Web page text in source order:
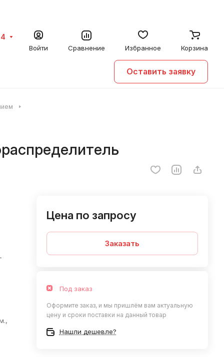
Войти Сравнение Избранное Корзина
Оставить заявку
Цена по запросу
Заказать
Под заказ
Оформите заказ, и мы пришлём вам актуальную
цену и сроки поставки на данный товар
Нашли дешевле?